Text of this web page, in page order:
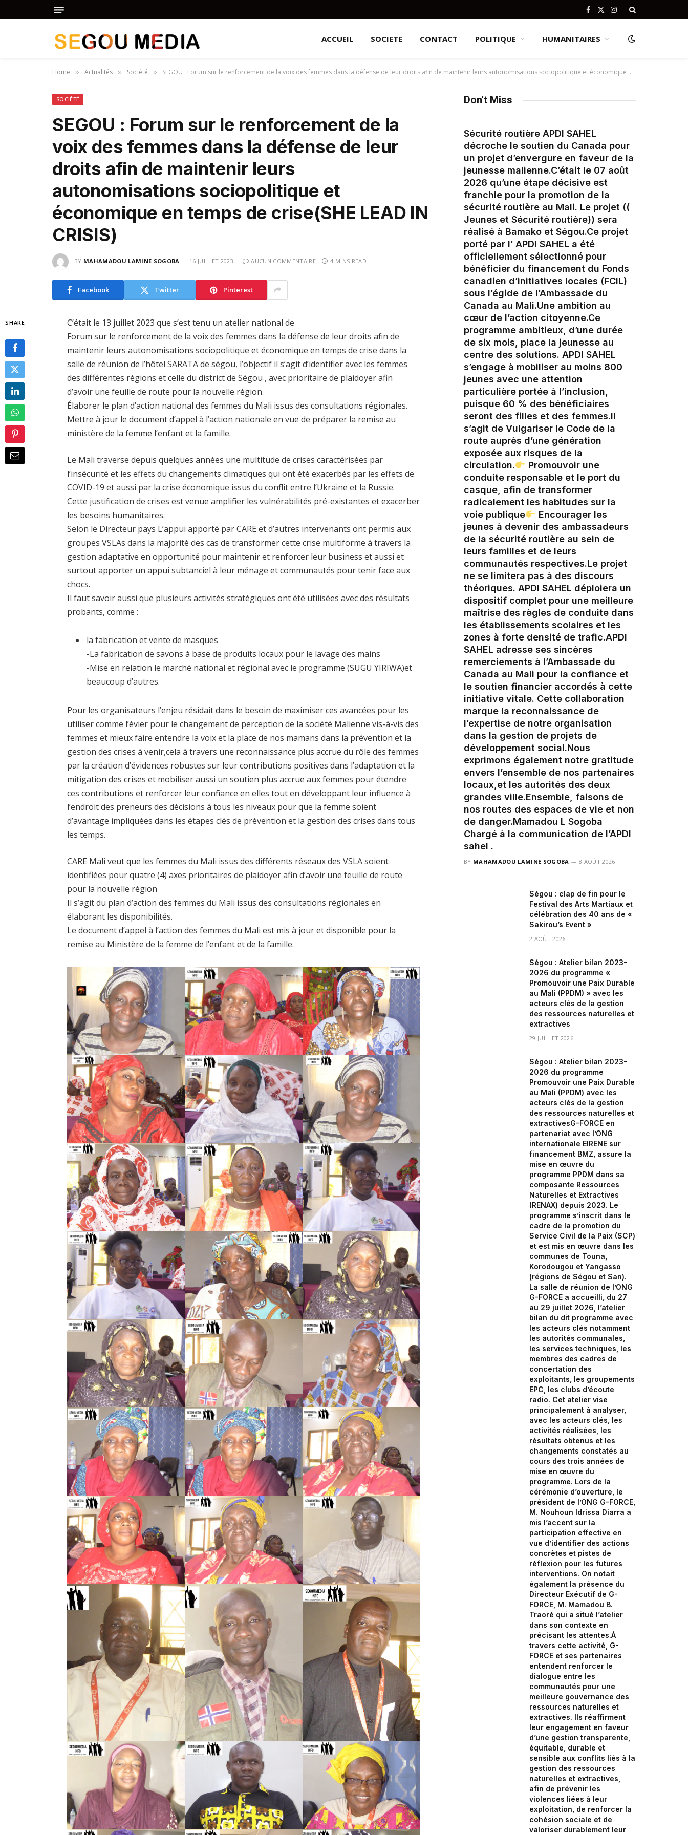
Facebook
X
Instagram
ACCUEIL SOCIETE CONTACT POLITIQUE HUMANITAIRES
Home » Actualités » Société » SEGOU : Forum sur le renforcement de la voix des femmes dans la défense de leur droits afin de maintenir leurs autonomisations sociopolitique et économique en temps de crise(SHE LEAD IN CRISIS)
SOCIÉTÉ
SEGOU : Forum sur le renforcement de la
voix des femmes dans la défense de leur
droits afin de maintenir leurs
autonomisations sociopolitique et
économique en temps de crise(SHE LEAD IN
CRISIS)
BY MAHAMADOU LAMINE SOGOBA 16 JUILLET 2023 AUCUN COMMENTAIRE 4 MINS READ
Facebook Twitter Pinterest
SHARE
C’était le 13 juillet 2023 que s’est tenu un atelier national de
Forum sur le renforcement de la voix des femmes dans la défense de leur droits afin de
maintenir leurs autonomisations sociopolitique et économique en temps de crise dans la
salle de réunion de l’hôtel SARATA de ségou, l’objectif il s’agit d’identifier avec les femmes
des différentes régions et celle du district de Ségou , avec prioritaire de plaidoyer afin
d’avoir une feuille de route pour la nouvelle région.
Élaborer le plan d’action national des femmes du Mali issus des consultations régionales.
Mettre à jour le document d’appel à l’action nationale en vue de préparer la remise au
ministère de la femme l’enfant et la famille.
Le Mali traverse depuis quelques années une multitude de crises caractérisées par
l’insécurité et les effets du changements climatiques qui ont été exacerbés par les effets de
COVID-19 et aussi par la crise économique issus du conflit entre l’Ukraine et la Russie.
Cette justification de crises est venue amplifier les vulnérabilités pré-existantes et exacerber
les besoins humanitaires.
Selon le Directeur pays L’appui apporté par CARE et d’autres intervenants ont permis aux
groupes VSLAs dans la majorité des cas de transformer cette crise multiforme à travers la
gestion adaptative en opportunité pour maintenir et renforcer leur business et aussi et
surtout apporter un appui subtanciel à leur ménage et communautés pour tenir face aux
chocs.
Il faut savoir aussi que plusieurs activités stratégiques ont été utilisées avec des résultats
probants, comme :
la fabrication et vente de masques
-La fabrication de savons à base de produits locaux pour le lavage des mains
-Mise en relation le marché national et régional avec le programme (SUGU YIRIWA)et
beaucoup d’autres.
Pour les organisateurs l’enjeu résidait dans le besoin de maximiser ces avancées pour les
utiliser comme l’évier pour le changement de perception de la société Malienne vis-à-vis des
femmes et mieux faire entendre la voix et la place de nos mamans dans la prévention et la
gestion des crises à venir,cela à travers une reconnaissance plus accrue du rôle des femmes
par la création d’évidences robustes sur leur contributions positives dans l’adaptation et la
mitigation des crises et mobiliser aussi un soutien plus accrue aux femmes pour étendre
ces contributions et renforcer leur confiance en elles tout en développant leur influence à
l’endroit des preneurs des décisions à tous les niveaux pour que la femme soient
d’avantage impliquées dans les étapes clés de prévention et la gestion des crises dans tous
les temps.
CARE Mali veut que les femmes du Mali issus des différents réseaux des VSLA soient
identifiées pour quatre (4) axes prioritaires de plaidoyer afin d’avoir une feuille de route
pour la nouvelle région
Il s’agit du plan d’action des femmes du Mali issus des consultations régionales en
élaborant les disponibilités.
Le document d’appel à l’action des femmes du Mali est mis à jour et disponible pour la
remise au Ministère de la femme de l’enfant et de la famille.
Don't Miss
Sécurité routière APDI SAHEL
décroche le soutien du Canada pour
un projet d’envergure en faveur de la
jeunesse malienne.‎‎C’était le 07 août
2026 qu’une étape décisive est
franchie pour la promotion de la
sécurité routière au Mali. Le projet ((
Jeunes et Sécurité routière)) sera
réalisé à Bamako et Ségou.‎Ce projet
porté par l’ APDI SAHEL a été
officiellement sélectionné pour
bénéficier du financement du Fonds
canadien d’initiatives locales (FCIL)
sous l’égide de l’Ambassade du
Canada au Mali.‎Une ambition au
cœur de l’action citoyenne.‎Ce
programme ambitieux, d’une durée
de six mois, place la jeunesse au
centre des solutions. APDI SAHEL
s’engage à mobiliser au moins 800
jeunes avec une attention
particulière portée à l’inclusion,
puisque 60 % des bénéficiaires
seront des filles et des femmes.‎‎Il
s’agit de Vulgariser le Code de la
route auprès d’une génération
exposée aux risques de la
circulation.‎
Promouvoir une
conduite responsable et le port du
casque, afin de transformer
radicalement les habitudes sur la
voie publique‎
Encourager les
jeunes à devenir des ambassadeurs
de la sécurité routière au sein de
leurs familles et de leurs
communautés respectives.‎‎‎Le projet
ne se limitera pas à des discours
théoriques. APDI SAHEL déploiera un
dispositif complet pour une meilleure
maîtrise des règles de conduite dans
les établissements scolaires et les
zones à forte densité de trafic.‎APDI
SAHEL adresse ses sincères
remerciements à l’Ambassade du
Canada au Mali pour la confiance et
le soutien financier accordés à cette
initiative vitale. Cette collaboration
marque la reconnaissance de
l’expertise de notre organisation
dans la gestion de projets de
développement social.‎‎Nous
exprimons également notre gratitude
envers l’ensemble de nos partenaires
locaux,et les autorités des deux
grandes ville.‎Ensemble, faisons de
nos routes des espaces de vie et non
de danger.‎‎Mamadou L Sogoba
Chargé à la communication de l’APDI
sahel .
BY MAHAMADOU LAMINE SOGOBA 8 AOÛT 2026
Ségou : clap de fin pour le
Festival des Arts Martiaux et
célébration des 40 ans de «
Sakirou’s Event »
2 AOÛT 2026
Ségou : Atelier bilan 2023-
2026 du programme «
Promouvoir une Paix Durable
au Mali (PPDM) » avec les
acteurs clés de la gestion
des ressources naturelles et
extractives
29 JUILLET 2026
Ségou : Atelier bilan 2023-
2026 du programme
Promouvoir une Paix Durable
au Mali (PPDM) avec les
acteurs clés de la gestion
des ressources naturelles et
extractivesG-FORCE en
partenariat avec l’ONG
internationale EIRENE sur
financement BMZ, assure la
mise en œuvre du
programme PPDM dans sa
composante Ressources
Naturelles et Extractives
(RENAX) depuis 2023. Le
programme s’inscrit dans le
cadre de la promotion du
Service Civil de la Paix (SCP)
et est mis en œuvre dans les
communes de Touna,
Korodougou et Yangasso
(régions de Ségou et San).
La salle de réunion de l’ONG
G-FORCE a accueilli, du 27
au 29 juillet 2026, l’atelier
bilan du dit programme avec
les acteurs clés notamment
les autorités communales,
les services techniques, les
membres des cadres de
concertation des
exploitants, les groupements
EPC, les clubs d’écoute
radio. Cet atelier vise
principalement à analyser,
avec les acteurs clés, les
activités réalisées, les
résultats obtenus et les
changements constatés au
cours des trois années de
mise en œuvre du
programme. Lors de la
cérémonie d’ouverture, le
président de l’ONG G-FORCE,
M. Nouhoun Idrissa Diarra a
mis l’accent sur la
participation effective en
vue d’identifier des actions
concrètes et pistes de
réflexion pour les futures
interventions. On notait
également la présence du
Directeur Exécutif de G-
FORCE, M. Mamadou B.
Traoré qui a situé l’atelier
dans son contexte en
précisant les attentes.À
travers cette activité, G-
FORCE et ses partenaires
entendent renforcer le
dialogue entre les
communautés pour une
meilleure gouvernance des
ressources naturelles et
extractives. Ils réaffirment
leur engagement en faveur
d’une gestion transparente,
équitable, durable et
sensible aux conflits liés à la
gestion des ressources
naturelles et extractives,
afin de prévenir les
violences liées à leur
exploitation, de renforcer la
cohésion sociale et de
valoriser durablement leur